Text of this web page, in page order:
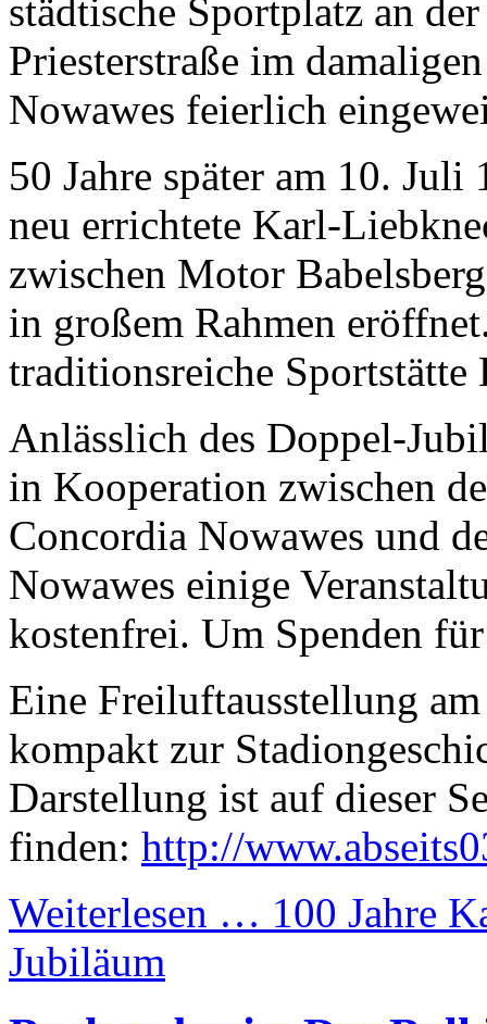
städtische Sportplatz an der
Priesterstraße im damaligen
Nowawes feierlich
50 Jahre später am 10.
neu errichtete Karl-
zwischen Motor
in großem Rahmen
traditionsreiche Sportstätte
Anlässlich des Doppel-
in Kooperation zwischen
Concordia Nowawes und
Nowawes einige
kostenfrei. Um Spenden
Eine Freiluftausstellung
kompakt zur
Darstellung ist auf dieser
finden: http://
Weiterlesen … 100 Jahre
Jubiläum